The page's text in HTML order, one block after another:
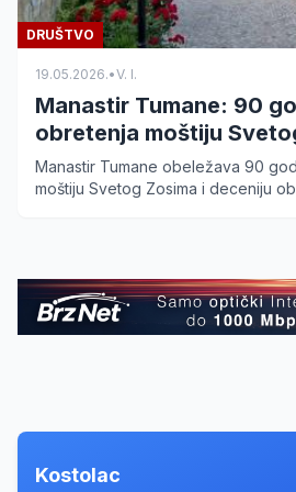
DRUŠTVO
19.05.2026.•V. I.
Manastir Tumane: 90
obretenja moštiju
Manastir Tumane obeležava 90
moštiju Svetog Zosima i deceniju
Kostolac